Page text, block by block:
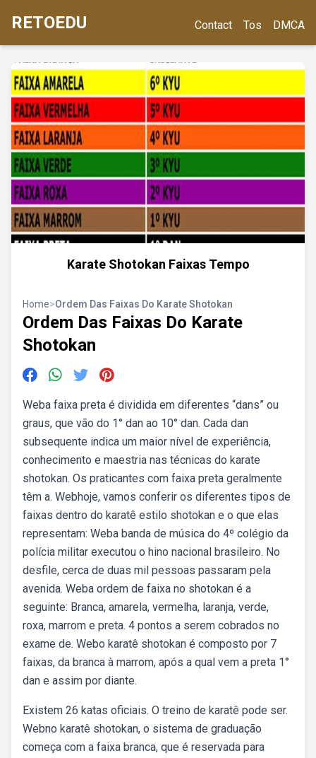
RETOEDU Contact Tos DMCA
Karate Shotokan Faixas Tempo
Home>Ordem Das Faixas Do Karate Shotokan
Ordem Das Faixas Do Karate
Shotokan
Weba faixa preta é dividida em diferentes “dans” ou
graus, que vão do 1° dan ao 10° dan. Cada dan
subsequente indica um maior nível de experiência,
conhecimento e maestria nas técnicas do karate
shotokan. Os praticantes com faixa preta geralmente
têm a. Webhoje, vamos conferir os diferentes tipos de
faixas dentro do karatê estilo shotokan e o que elas
representam: Weba banda de música do 4º colégio da
polícia militar executou o hino nacional brasileiro. No
desfile, cerca de duas mil pessoas passaram pela
avenida. Weba ordem de faixa no shotokan é a
seguinte: Branca, amarela, vermelha, laranja, verde,
roxa, marrom e preta. 4 pontos a serem cobrados no
exame de. Webo karatê shotokan é composto por 7
faixas, da branca à marrom, após a qual vem a preta 1°
dan e assim por diante.
Existem 26 katas oficiais. O treino de karatê pode ser.
Webno karatê shotokan, o sistema de graduação
começa com a faixa branca, que é reservada para